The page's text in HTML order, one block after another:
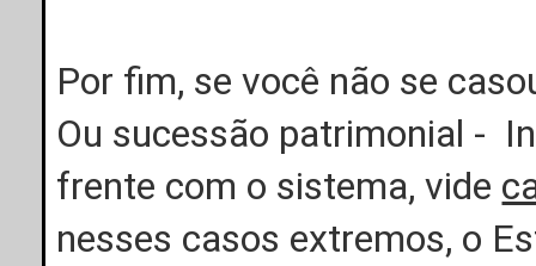
Por fim, se você não se
Ou sucessão patrimonial -
frente com o sistema, vide
nesses casos extremos, o